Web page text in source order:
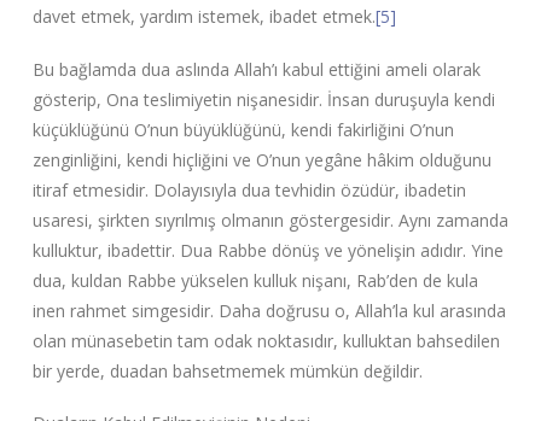
davet etmek, yardım istemek, ibadet etmek.[5]
Bu bağlamda dua aslında Allah’ı kabul ettiğini ameli olarak
gösterip, Ona teslimiyetin nişanesidir. İnsan duruşuyla kendi
küçüklüğünü O’nun büyüklüğünü, kendi fakirliğini O’nun
zenginliğini, kendi hiçliğini ve O’nun yegâne hâkim olduğunu
itiraf etmesidir. Dolayısıyla dua tevhidin özüdür, ibadetin
usaresi, şirkten sıyrılmış olmanın göstergesidir. Aynı zamanda
kulluktur, ibadettir. Dua Rabbe dönüş ve yönelişin adıdır. Yine
dua, kuldan Rabbe yükselen kulluk nişanı, Rab’den de kula
inen rahmet simgesidir. Daha doğrusu o, Allah’la kul arasında
olan münasebetin tam odak noktasıdır, kulluktan bahsedilen
bir yerde, duadan bahsetmemek mümkün değildir.